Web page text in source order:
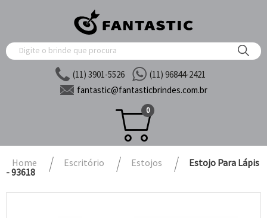
(11) 3901-5526
(11) 96844-2421
fantastic@fantasticbrindes.com.br
0
Home Escritório Estojos
Estojo Para Lápis
- 93618